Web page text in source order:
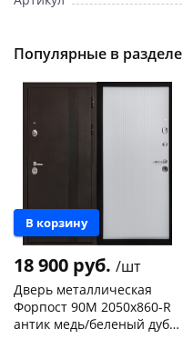
Популярные в разделе
В корзину
18 900 руб. /шт
Дверь металлическая
Форпост 90М 2050х860-R
антик медь/беленый дуб,